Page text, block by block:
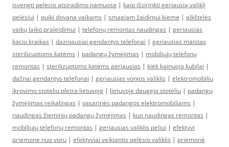
isvengti pelesio atsiradimo namuose | kaip išsirinkti geriausią valiklį
pelėsiui | puiki dovana vaikams | smagiam žaidimui kieme | aikštelės
vaikų laiko praleidimui | telefonų remontas naudingas | geriausias
kaciu kraikas | dazniausiai gendantys telefonai | geriausias maistas
sterilizuotoms katėms | padangų žymėjimas | mobiliųjų telefonų
remontas | sterilizuotoms katėms geriausias | kiek kainuoja kubilai |
dažnai gendantys telefonai | geriausias vonios valiklis | elektromobiliu
ikrovimo stoteliu pletra lietuvoje | lietuvoje daugeja stoteliu | padangų
žymėjimas reikalingas | vasarinės padangos elektromobiliams |
naudingas žieminių padangų žymėjimas | kuo naudingas remontas |
mobiliųjų telefonų remontas | geriausias valiklis peliui | efektyvi
priemone nuo voru | efektyviai veikiantis pelėsio valiklis | priemonė